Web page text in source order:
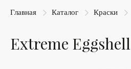
Главная Каталог Краски
Extreme Eggshell